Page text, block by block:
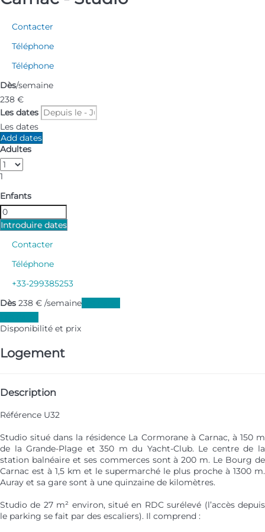
Contacter
Téléphone
Téléphone
Dès/semaine
238 €
Les dates
Les dates
Add dates
Adultes
1
Enfants
Introduire dates
Contacter
Téléphone
+33-299385253
Dès 238 € /semaine
Disponibilité et prix
Logement
Description
Référence U32
Studio situé dans la résidence La Cormorane à Carnac, à 150 m
de la Grande-Plage et 350 m du Yacht-Club. Le centre de la
station balnéaire et ses commerces sont à 200 m. Le Bourg de
Carnac est à 1,5 km et le supermarché le plus proche à 1300 m.
Auray et sa gare sont à une quinzaine de kilomètres.
Studio de 27 m² environ, situé en RDC surélevé (l’accès depuis
le parking se fait par des escaliers). Il comprend :